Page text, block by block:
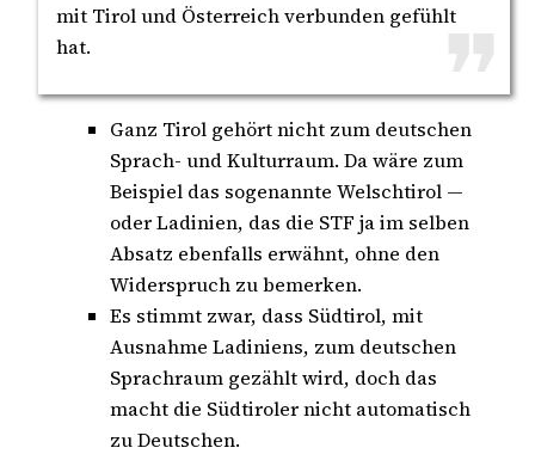
mit Tirol und Österreich verbunden gefühlt
hat.
Ganz Tirol gehört nicht zum deutschen
Sprach- und Kulturraum. Da wäre zum
Beispiel das sogenannte Welschtirol —
oder Ladinien, das die STF ja im selben
Absatz ebenfalls erwähnt, ohne den
Widerspruch zu bemerken.
Es stimmt zwar, dass Südtirol, mit
Ausnahme Ladiniens, zum deutschen
Sprachraum gezählt wird, doch das
macht die Südtiroler nicht automatisch
zu Deutschen.